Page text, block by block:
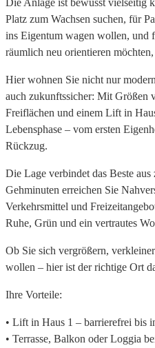
Platz zum Wachsen suchen, für
ins Eigentum wagen wollen, und
räumlich neu orientieren
Hier wohnen Sie nicht nur
auch zukunftssicher: Mit Größen
Freiflächen und einem Lift in
Lebensphase – vom ersten
Rückzug.
Die Lage verbindet das Beste
Gehminuten erreichen Sie
Verkehrsmittel und
Ruhe, Grün und ein vertrautes
Ob Sie sich vergrößern,
wollen – hier ist der richtige Ort
Ihre Vorteile:
• Lift in Haus 1 – barrierefrei bis
• Terrasse, Balkon oder Loggia